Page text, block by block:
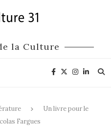
la Culture
Un livre pour le
Fargues